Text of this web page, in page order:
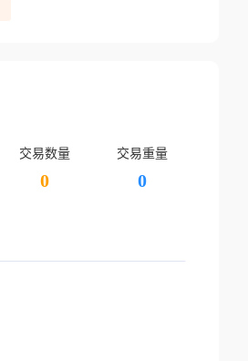
交易数量
0
交易重量
0